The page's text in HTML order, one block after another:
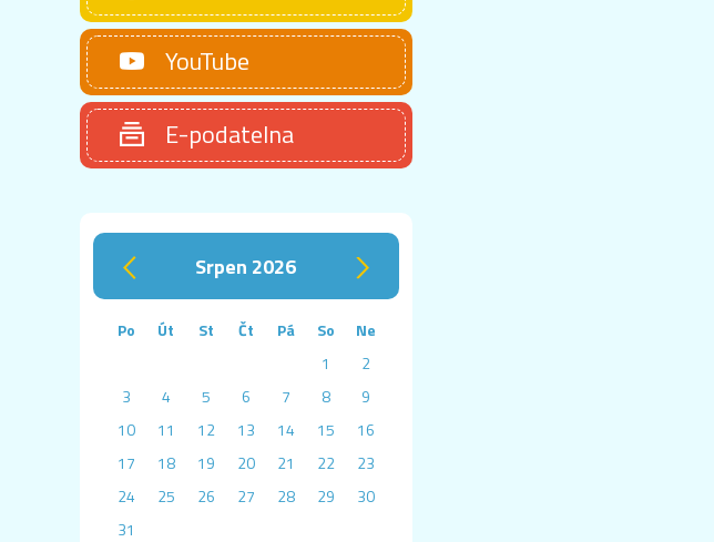
YouTube
E-podatelna
‹ srpen 2026 ›
Po Út St Čt Pá So
Ne
1
2
3
4 5 6 7 8
9
10
11 12 13 14 15
16
17
18 19 20 21 22
23
24
25 26 27 28 29
30
31